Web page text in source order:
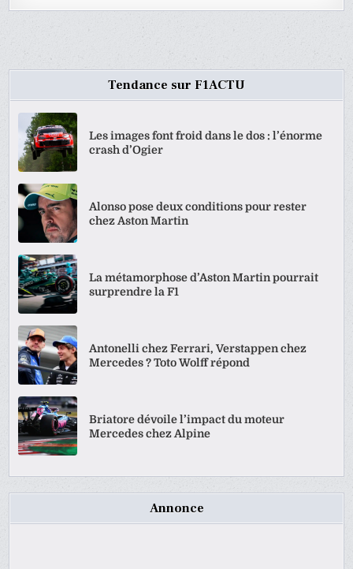
Tendance sur F1ACTU
Les images font froid dans le dos : l’énorme
crash d’Ogier
Alonso pose deux conditions pour rester
chez Aston Martin
La métamorphose d’Aston Martin pourrait
surprendre la F1
Antonelli chez Ferrari, Verstappen chez
Mercedes ? Toto Wolff répond
Briatore dévoile l’impact du moteur
Mercedes chez Alpine
Annonce